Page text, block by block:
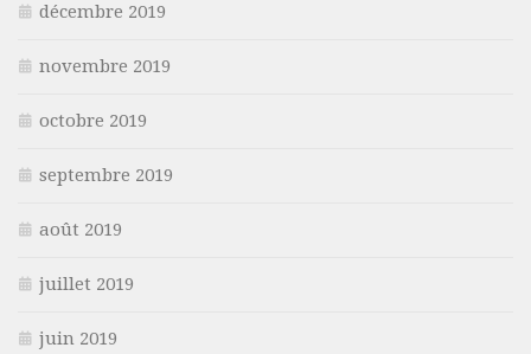
décembre 2019
novembre 2019
octobre 2019
septembre 2019
août 2019
juillet 2019
juin 2019